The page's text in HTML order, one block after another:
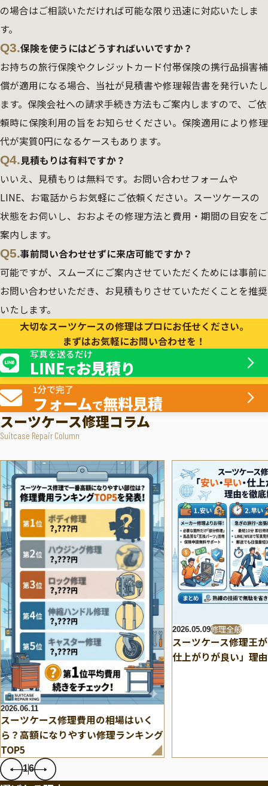
の場合はご相談いただければ可能な限り迅速に対応いたしま
す。
Q3.保険を使うにはどうすればいいですか？
お持ちの旅行保険やクレジットカード付帯保険の携行品損害補
償が適用になる場合、当社が見積書や修理報告書を発行いたし
ます。保険会社への請求手続き方法もご案内しますので、ご依
頼時に保険利用の旨をお知らせください。保険適用により修理
代が実質0円になるケースもあります。
Q4.見積もりは有料ですか？
いいえ、見積もりは無料です。お問い合わせフォームや
LINE、お電話からお気軽にご依頼ください。スーツケースの
状態をお伺いし、おおよその修理方法と費用・期間の目安をご
案内します。
Q5.事前問い合わせせずに来店可能ですか？
可能ですが、スムーズにご案内させていただくためには事前に
お問い合わせいただき、お見積もりさせていただくことを推奨
いたします。
大切なスーツケースの修理はプロにお任せください。
まずはお気軽にお問い合わせを！
写真を送るだけ
LINEでお見積り
1分で完了
フォームで無料見積
スーツケース修理コラム
Suitcase Repair Column
2026.06.11
スーツケース修理費用の相場はいく
ら？高額になりやすい修理ランキング
TOP5
2026.05.09修理全般
スーツケース修理王
仕上がりが良い」理
16